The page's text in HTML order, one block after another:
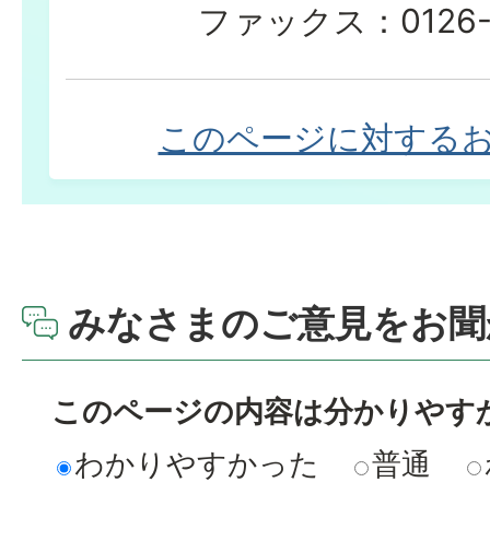
ファックス：
このページに対する
みなさまのご意見をお
このページの内容は分かりやす
わかりやすかった
普通